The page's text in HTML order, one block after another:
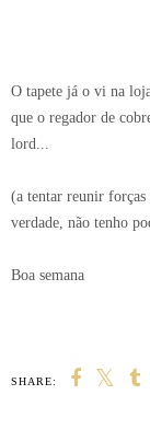
O tapete já o vi na
que o regador de
lord...
(a tentar reunir
verdade, não tenho
Boa semana
SHARE: